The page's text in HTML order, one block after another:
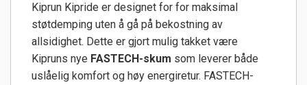
Kiprun Kipride er designet for for maksimal
støtdemping uten å gå på bekostning av
allsidighet. Dette er gjort mulig takket være
Kipruns nye FASTECH-skum som leverer både
uslåelig komfort og høy energiretur. FASTECH-